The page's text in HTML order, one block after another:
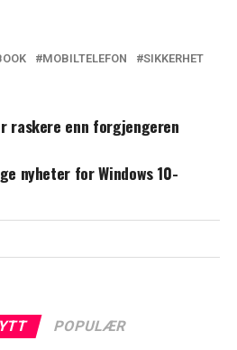
MOBILTELEFON
SIKKERHET
raskere enn forgjengeren
nyheter for Windows 10-
POPULÆR